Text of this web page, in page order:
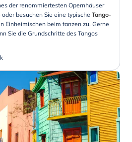
der renommiertesten Opernhäuser
besuchen Sie eine typische Tango-
Einheimischen beim tanzen zu. Gerne
Sie die Grundschritte des Tangos